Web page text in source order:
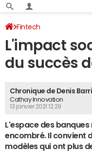
Fintech
L'impact
du succès
Chronique de Denis
Cathay Innovation
13 janvier 2021 12:29
L'espace des banques
encombré. Il convient
modèles qui ont plus